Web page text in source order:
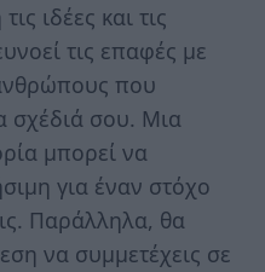
ιδέες και τις
τις επαφές με
που
σχέδιά σου. Μια
μπορεί να
για έναν στόχο
Παράλληλα, θα
να συμμετέχεις σε